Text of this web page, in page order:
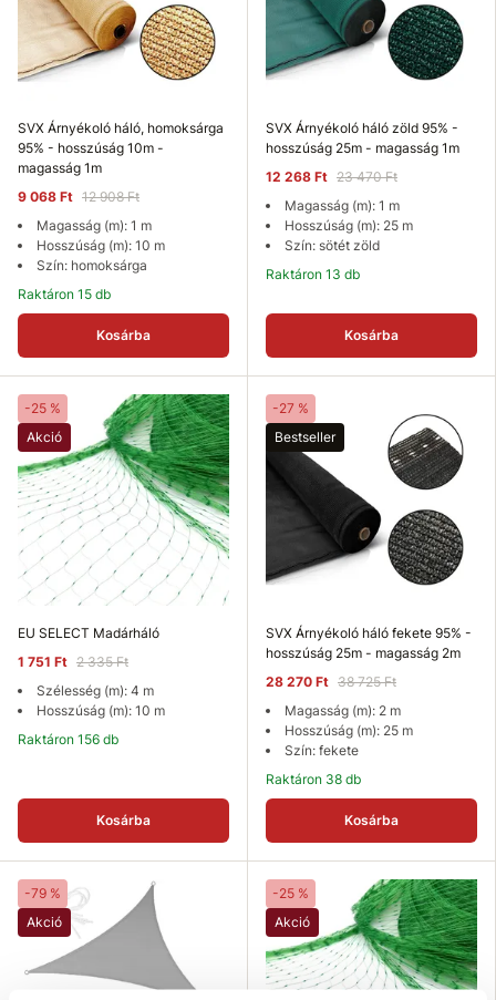
SVX Árnyékoló háló, homoksárga
95% - hosszúság 10m -
magasság 1m
9 068 Ft 12 908 Ft
Magasság (m): 1 m
Hosszúság (m): 10 m
Szín: homoksárga
Raktáron 15 db
Kosárba
SVX Árnyékoló háló zöld 95% -
hosszúság 25m - magasság 1m
12 268 Ft 23 470 Ft
Magasság (m): 1 m
Hosszúság (m): 25 m
Szín: sötét zöld
Raktáron 13 db
Kosárba
-25 %
Akció
EU SELECT Madárháló
1 751 Ft 2 335 Ft
Szélesség (m): 4 m
Hosszúság (m): 10 m
Raktáron 156 db
Kosárba
-27 %
Bestseller
SVX Árnyékoló háló fekete 95% -
hosszúság 25m - magasság 2m
28 270 Ft 38 725 Ft
Magasság (m): 2 m
Hosszúság (m): 25 m
Szín: fekete
Raktáron 38 db
Kosárba
-79 %
Akció
-25 %
Akció